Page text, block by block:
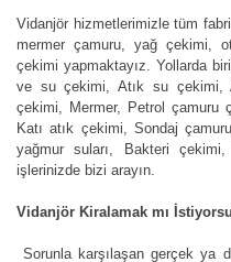
Vidanjör hizmetlerimizle tüm
mermer çamuru, yağ çekimi,
çekimi yapmaktayız. Yollarda
ve su çekimi, Atık su çekimi,
çekimi, Mermer, Petrol çamuru
Katı atık çekimi, Sondaj
yağmur suları, Bakteri
işlerinizde bizi arayın.
Vidanjör Kiralamak mı
Sorunla karşılaşan gerçek ya